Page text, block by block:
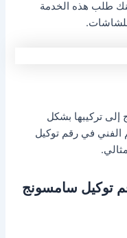
طلب هذه الخدمة
تركيبها بشكل
الفني في رقم توكيل
توكيل سامسونج